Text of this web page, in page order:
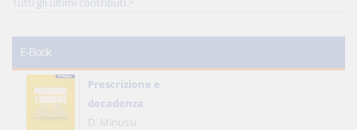
E-Book
Prescrizione e
decadenza
D. Minussi